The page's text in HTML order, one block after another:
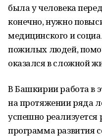
была у человека
конечно, нужно
медицинского и
пожилых людей,
оказался в сложной
В Башкирии работа в
на протяжении ряда
успешно реализуется
программа развития